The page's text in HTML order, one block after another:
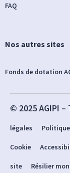
FAQ
Nos autres sites
Fonds de dotation
© 2025 AGIPI
légales
Cookie
site Résilier